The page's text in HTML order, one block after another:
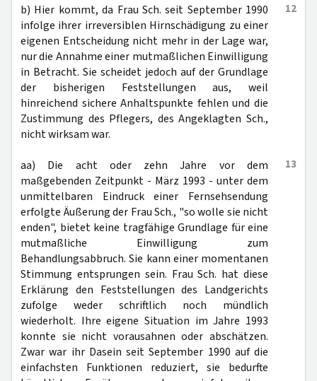
12
b) Hier kommt, da Frau Sch. seit September 1990
infolge ihrer irreversiblen Hirnschädigung zu einer
eigenen Entscheidung nicht mehr in der Lage war,
nur die Annahme einer mutmaßlichen Einwilligung
in Betracht. Sie scheidet jedoch auf der Grundlage
der bisherigen Feststellungen aus, weil
hinreichend sichere Anhaltspunkte fehlen und die
Zustimmung des Pflegers, des Angeklagten Sch.,
nicht wirksam war.
13
aa) Die acht oder zehn Jahre vor dem
maßgebenden Zeitpunkt - März 1993 - unter dem
unmittelbaren Eindruck einer Fernsehsendung
erfolgte Äußerung der Frau Sch., "so wolle sie nicht
enden", bietet keine tragfähige Grundlage für eine
mutmaßliche Einwilligung zum
Behandlungsabbruch. Sie kann einer momentanen
Stimmung entsprungen sein. Frau Sch. hat diese
Erklärung den Feststellungen des Landgerichts
zufolge weder schriftlich noch mündlich
wiederholt. Ihre eigene Situation im Jahre 1993
konnte sie nicht vorausahnen oder abschätzen.
Zwar war ihr Dasein seit September 1990 auf die
einfachsten Funktionen reduziert, sie bedurfte